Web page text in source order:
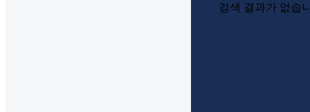
검색 결과가 없습